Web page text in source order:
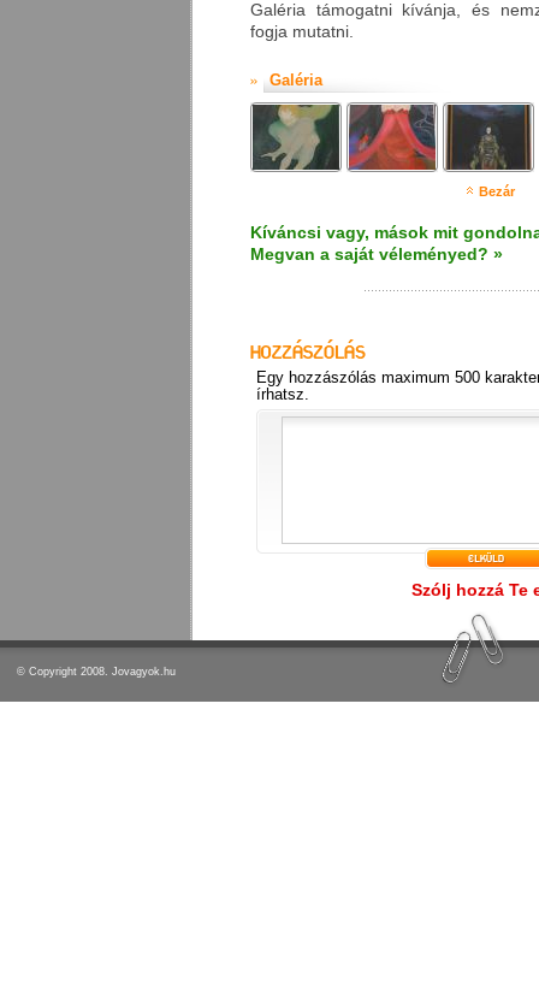
Galéria támogatni kívánja, és
fogja mutatni.
Galéria
Bezár
Kíváncsi vagy, mások mit
Megvan a saját véleményed? »
Egy hozzászólás maximum 500
írhatsz.
Szólj hozzá Te
© Copyright 2008. Jovagyok.hu